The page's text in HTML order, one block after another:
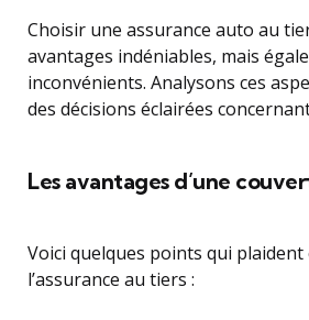
Choisir une assurance auto au
avantages indéniables, mais
inconvénients. Analysons ces
des décisions éclairées
Les avantages d’une
Voici quelques points qui plaident
l’assurance au tiers :